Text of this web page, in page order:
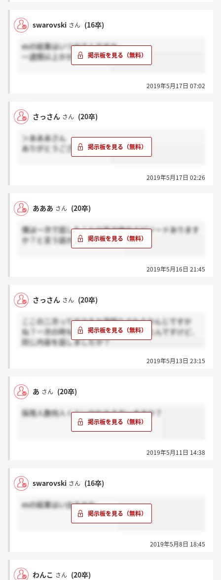
swarovski さん (16卒)
esの結果はいつ出るんですか。
一週間以上かかりますか。
2019年5月17日 07:02
さっさん さん (20卒)
＞あああさん
ありがとうございます…！
2019年5月17日 02:26
あああ さん (20卒)
僕は一次で話したこと以外で他のエピソードあります
か？と言う話から深掘りでした
2019年5月16日 21:45
さっさん さん (20卒)
ここの二次ってガクチカ深堀りされるかんじですか
ね？一次の時もほぼガクチカのみだったんですけど、
同じ内容を話しましたか？
2019年5月13日 23:15
あ さん (20卒)
採用人数何人くらいかわかる方いますか？
2019年5月11日 14:38
swarovski さん (16卒)
esの結果はい出るかな。。。
2019年5月8日 18:45
わんこ さん (20卒)